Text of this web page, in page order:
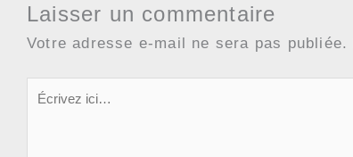
Laisser un commentaire
Votre adresse e-mail ne sera pas publiée.
Écrivez